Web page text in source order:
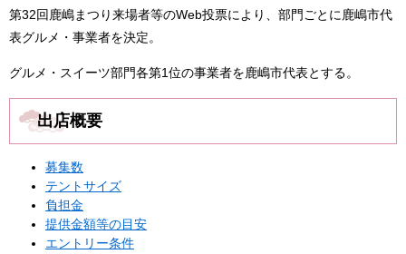
第32回鹿嶋まつり来場者等のWeb投票により、部門ごとに鹿嶋市代
表グルメ・事業者を決定。
グルメ・スイーツ部門各第1位の事業者を鹿嶋市代表とする。
出店概要
募集数
テントサイズ
負担金
提供金額等の目安
エントリー条件